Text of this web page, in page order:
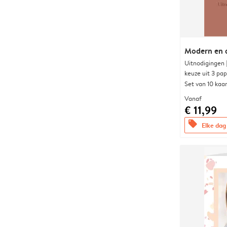
Modern en
keuze uit 3
Set van 10
Vanaf
€ 11,99
offers Elke